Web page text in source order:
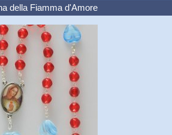
della Fiamma d'Amore